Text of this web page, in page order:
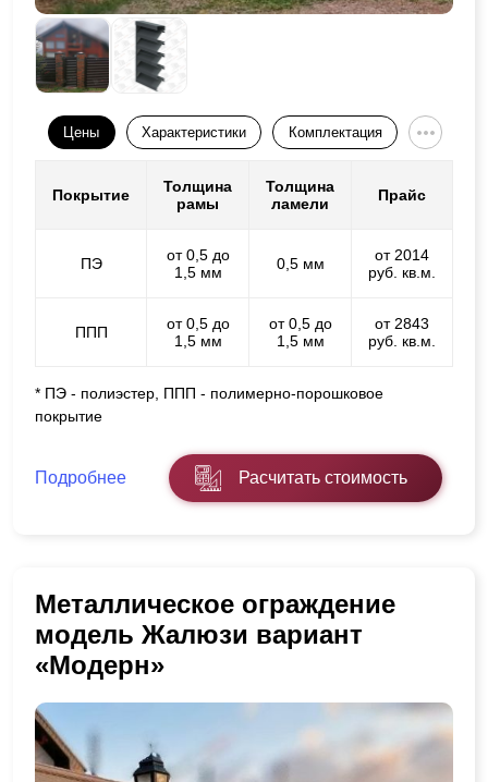
Цены Характеристики Комплектация
Покрытие
Толщина
рамы
Толщина
ламели
Прайс
ПЭ
от 0,5 до
1,5 мм
0,5 мм
от 2014
руб. кв.м.
ППП
от 0,5 до
1,5 мм
от 0,5 до
1,5 мм
от 2843
руб. кв.м.
* ПЭ - полиэстер, ППП - полимерно-порошковое
покрытие
Подробнее Расчитать стоимость
Металлическое ограждение
модель Жалюзи вариант
«Модерн»